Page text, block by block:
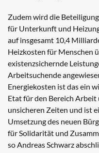
Zudem wird die
für Unterkunft und
auf insgesamt 10,4
Heizkosten für Menschen
existenzsichernde
Arbeitsuchende
Energiekosten ist das ein
Etat für den Bereich Arbeit
unsicheren Zeiten und ist
Umsetzung des neuen
für Solidarität und
so Andreas Schwarz